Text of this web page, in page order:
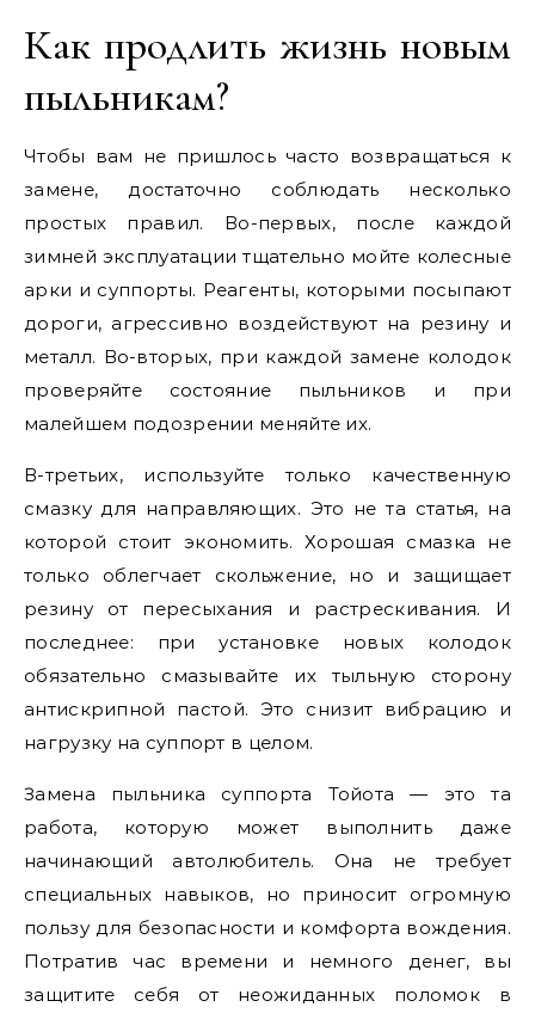
Как продлить жизнь новым
пыльникам?
Чтобы вам не пришлось часто возвращаться к
замене, достаточно соблюдать несколько
простых правил. Во-первых, после каждой
зимней эксплуатации тщательно мойте колесные
арки и суппорты. Реагенты, которыми посыпают
дороги, агрессивно воздействуют на резину и
металл. Во-вторых, при каждой замене колодок
проверяйте состояние пыльников и при
малейшем подозрении меняйте их.
В-третьих, используйте только качественную
смазку для направляющих. Это не та статья, на
которой стоит экономить. Хорошая смазка не
только облегчает скольжение, но и защищает
резину от пересыхания и растрескивания. И
последнее: при установке новых колодок
обязательно смазывайте их тыльную сторону
антискрипной пастой. Это снизит вибрацию и
нагрузку на суппорт в целом.
Замена пыльника суппорта Тойота — это та
работа, которую может выполнить даже
начинающий автолюбитель. Она не требует
специальных навыков, но приносит огромную
пользу для безопасности и комфорта вождения.
Потратив час времени и немного денег, вы
защитите себя от неожиданных поломок в